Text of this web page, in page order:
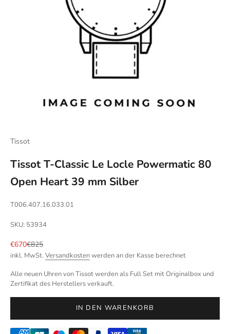
Tissot
Tissot T-Classic Le Locle Powermatic 80
Open Heart 39 mm Silber
T006.407.16.033.01
SKU: 53934
Angebot
€670Regulärer Preis
€825
inkl. MwSt. Versandkostenwerden an der Kasse berechnet
Alle neuen Uhren von Tissot werden als Full Set mit Originalbox und
Zertifikat des Herstellers verkauft.
IN DEN WARENKORB